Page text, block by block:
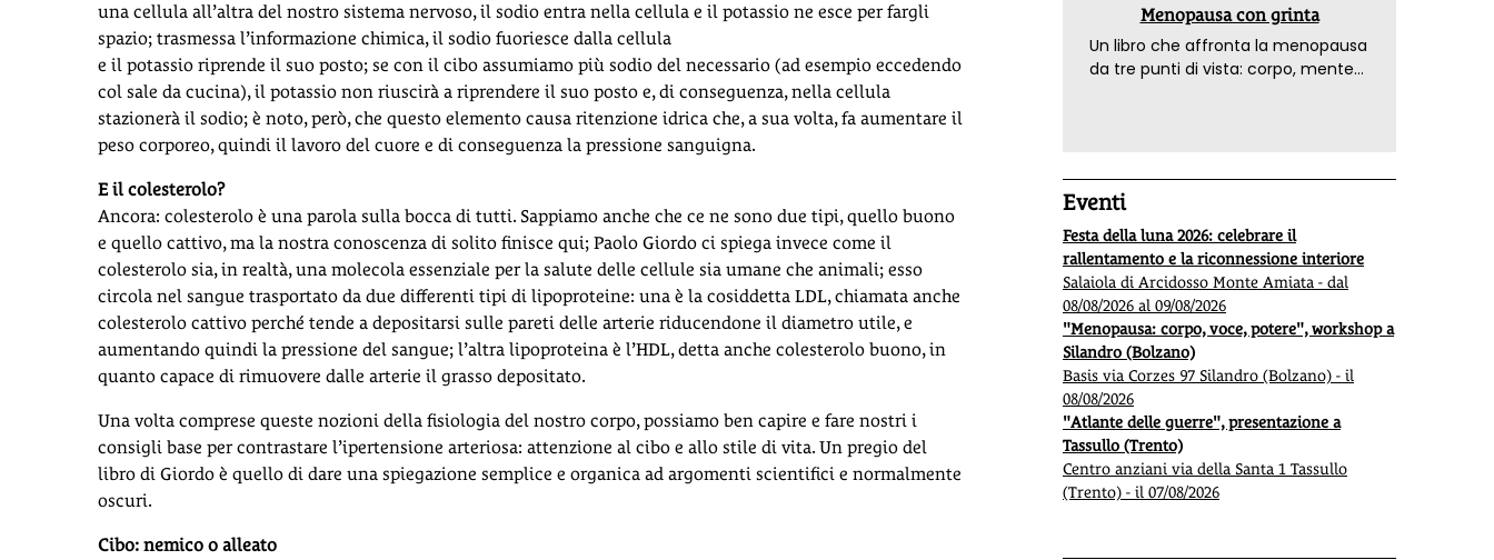
una cellula all’altra del nostro sistema nervoso, il sodio entra nella cellula e il potassio ne esce per fargli
spazio; trasmessa l’informazione chimica, il sodio fuoriesce dalla cellula
e il potassio riprende il suo posto; se con il cibo assumiamo più sodio del necessario (ad esempio eccedendo
col sale da cucina), il potassio non riuscirà a riprendere il suo posto e, di conseguenza, nella cellula
stazionerà il sodio; è noto, però, che questo elemento causa ritenzione idrica che, a sua volta, fa aumentare il
peso corporeo, quindi il lavoro del cuore e di conseguenza la pressione sanguigna.
E il colesterolo?
Ancora: colesterolo è una parola sulla bocca di tutti. Sappiamo anche che ce ne sono due tipi, quello buono
e quello cattivo, ma la nostra conoscenza di solito finisce qui; Paolo Giordo ci spiega invece come il
colesterolo sia, in realtà, una molecola essenziale per la salute delle cellule sia umane che animali; esso
circola nel sangue trasportato da due differenti tipi di lipoproteine: una è la cosiddetta LDL, chiamata anche
colesterolo cattivo perché tende a depositarsi sulle pareti delle arterie riducendone il diametro utile, e
aumentando quindi la pressione del sangue; l’altra lipoproteina è l’HDL, detta anche colesterolo buono, in
quanto capace di rimuovere dalle arterie il grasso depositato.
Una volta comprese queste nozioni della fisiologia del nostro corpo, possiamo ben capire e fare nostri i
consigli base per contrastare l’ipertensione arteriosa: attenzione al cibo e allo stile di vita. Un pregio del
libro di Giordo è quello di dare una spiegazione semplice e organica ad argomenti scientifici e normalmente
oscuri.
Cibo: nemico o alleato
Menopausa con grinta
Un libro che affronta la menopausa
da tre punti di vista: corpo, mente
Eventi
Festa della luna 2026: celebrare il
rallentamento e la riconnessione interiore
Salaiola di Arcidosso Monte Amiata - dal
08/08/2026 al 09/08/2026
"Menopausa: corpo, voce, potere", workshop a
Silandro (Bolzano)
Basis via Corzes 97 Silandro (Bolzano) - il
08/08/2026
"Atlante delle guerre", presentazione a
Tassullo (Trento)
Centro anziani via della Santa 1 Tassullo
(Trento) - il 07/08/2026